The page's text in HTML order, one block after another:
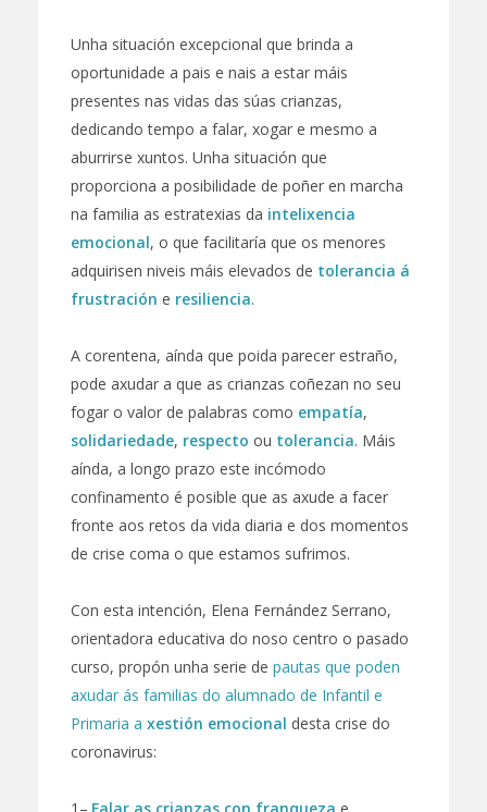
Unha situación excepcional que brinda a
oportunidade a pais e nais a estar máis
presentes nas vidas das súas crianzas,
dedicando tempo a falar, xogar e mesmo a
aburrirse xuntos. Unha situación que
proporciona a posibilidade de poñer en marcha
na familia as estratexias da intelixencia
emocional, o que facilitaría que os menores
adquirisen niveis máis elevados de tolerancia á
frustración e resiliencia.
A corentena, aínda que poida parecer estraño,
pode axudar a que as crianzas coñezan no seu
fogar o valor de palabras como empatía,
solidariedade, respecto ou tolerancia. Máis
aínda, a longo prazo este incómodo
confinamento é posible que as axude a facer
fronte aos retos da vida diaria e dos momentos
de crise coma o que estamos sufrimos.
Con esta intención, Elena Fernández Serrano,
orientadora educativa do noso centro o pasado
curso, propón unha serie de pautas que poden
axudar ás familias do alumnado de Infantil e
Primaria a xestión emocional desta crise do
coronavirus: